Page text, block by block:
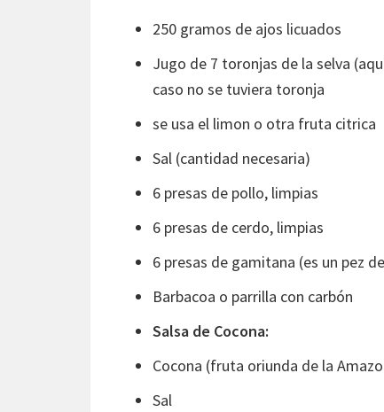
250 gramos de ajos licuados
Jugo de 7 toronjas de la selva
caso no se tuviera toronja
se usa el limon o otra fruta citrica
Sal (cantidad necesaria)
6 presas de pollo, limpias
6 presas de cerdo, limpias
6 presas de gamitana (es un pez
Barbacoa o parrilla con carbón
Salsa de Cocona:
Cocona (fruta oriunda de la
Sal